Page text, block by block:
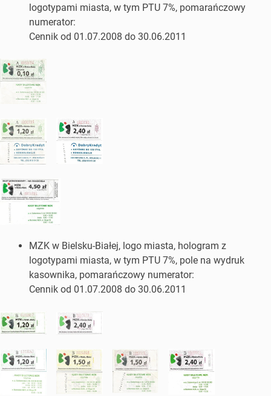
logotypami miasta, w tym PTU 7%, pomarańczowy
numerator:
Cennik od 01.07.2008 do 30.06.2011
MZK w Bielsku-Białej, logo miasta, hologram z
logotypami miasta, w tym PTU 7%, pole na wydruk
kasownika, pomarańczowy numerator:
Cennik od 01.07.2008 do 30.06.2011